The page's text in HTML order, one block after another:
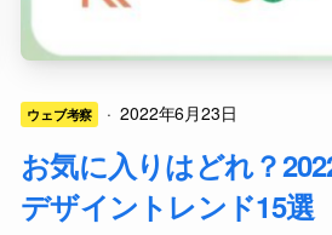
ウェブ考察 · 2022年6月23日
お気に入りはどれ？
デザイントレンド15選